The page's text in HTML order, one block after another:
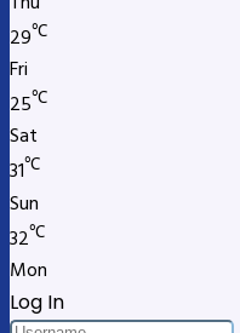
29℃
Fri
25℃
Sat
31℃
Sun
32℃
Mon
Log In